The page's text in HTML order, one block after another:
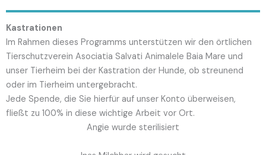
Kastrationen
Im Rahmen dieses Programms unterstützen wir den örtlichen
Tierschutzverein Asociatia Salvati Animalele Baia Mare und
unser Tierheim bei der Kastration der Hunde, ob streunend
oder im Tierheim untergebracht.
Jede Spende, die Sie hierfür auf unser Konto überweisen,
fließt zu 100% in diese wichtige Arbeit vor Ort.
Angie wurde sterilisiert